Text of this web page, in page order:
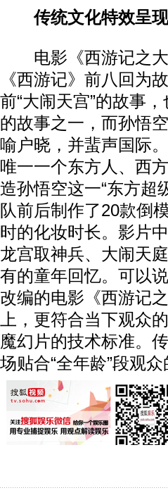
传统文化特效呈
电影《西游记之大
《西游记》前八回为
前“大闹天宫”的故事
的故事之一，而孙悟
喻户晓，并蜚声国际
唯一一个东方人、西
造孙悟空这一“东方超
队前后制作了20款倒
时的化妆时长。影片
龙宫取神兵、大闹天
有的童年回忆。可以
改编的电影《西游记
上，更符合当下观众
魔幻片的技术标准。
场贴合“全年龄”段观众